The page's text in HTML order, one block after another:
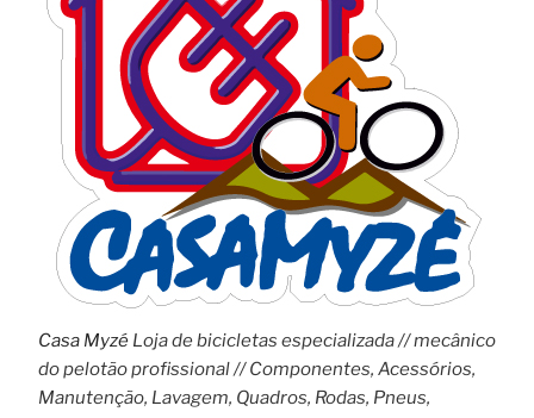
Casa MyzéLoja de bicicletas especializada // mecânico
do pelotão profissional // Componentes, Acessórios,
Manutenção, Lavagem, Quadros, Rodas, Pneus,